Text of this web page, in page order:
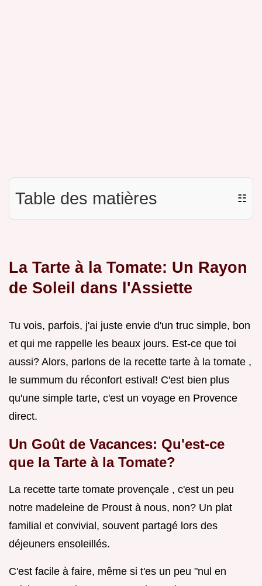
Table des matières ☷
La Tarte à la Tomate: Un Rayon
de Soleil dans l'Assiette
Tu vois, parfois, j'ai juste envie d'un truc simple, bon
et qui me rappelle les beaux jours. Est-ce que toi
aussi? Alors, parlons de la recette tarte à la tomate ,
le summum du réconfort estival! C'est bien plus
qu'une simple tarte, c'est un voyage en Provence
direct.
Un Goût de Vacances: Qu'est-ce
que la Tarte à la Tomate?
La recette tarte tomate provençale , c'est un peu
notre madeleine de Proust à nous, non? Un plat
familial et convivial, souvent partagé lors des
déjeuners ensoleillés.
C'est facile à faire, même si t'es un peu "nul en